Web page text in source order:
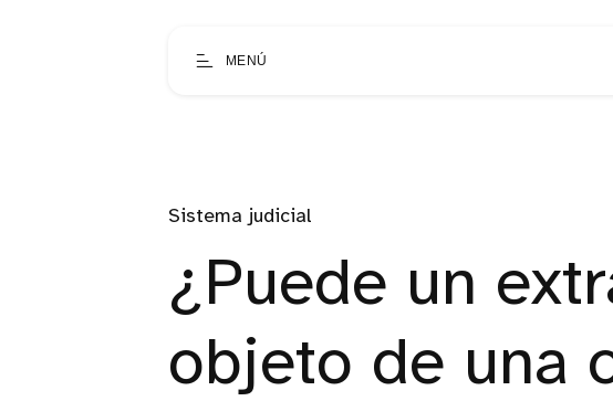
MENÚ
Sistema judicial
¿Puede un
objeto de una